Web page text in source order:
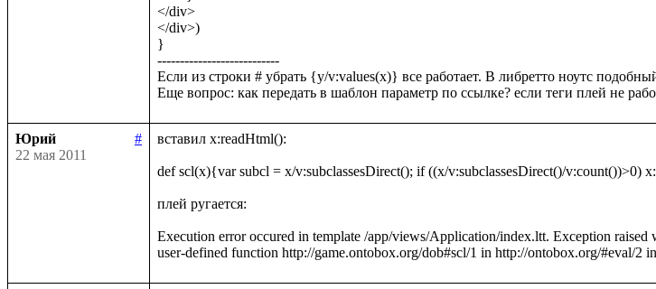
</div>
</div>)
}
---------------------------
Если из строки # убрать {y/v:values(x)} все работает. В либретто ноутс
Юрий
#
22 мая 2011
вставил x:readHtml():
def scl(x){var subcl = x/v:subclassesDirect(); if ((x/v:subclassesDirect()/
плей ругается:
Execution error occured in template /app/views/Application/index.ltt. Exception